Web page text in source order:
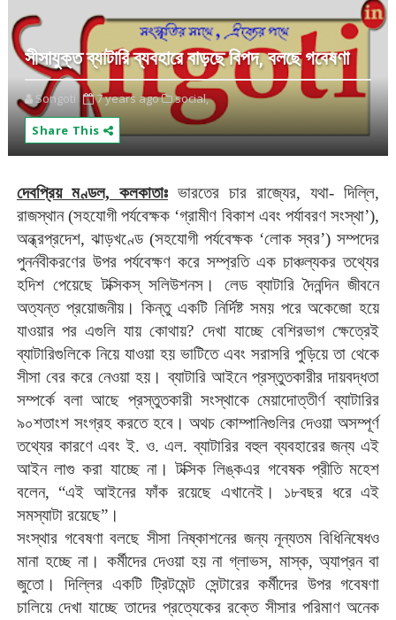
সীসাযুক্ত ব্যাটারি ব্যবহারে বাড়ছে বিপদ, বলছে গবেষণা
Songoti 7 years ago
social,
Share This
দেবপ্রিয় মণ্ডল, কলকাতাঃ ভারতের চার রাজ্যের, যথা- দিল্লি,
রাজস্থান (সহযোগী পর্যবেক্ষক ‘গ্রামীণ বিকাশ এবং পর্যাবরণ সংস্থা’),
অন্ধ্রপ্রদেশ, ঝাড়খণ্ডে (সহযোগী পর্যবেক্ষক ‘লোক স্বর’) সম্পদের
পুনর্নবীকরণের উপর পর্যবেক্ষণ করে সম্প্রতি এক চাঞ্চল্যকর তথ্যের
হদিশ পেয়েছে টক্সিকস্‌ সলিউশনস। লেড ব্যাটারি দৈনন্দিন জীবনে
অত্যন্ত প্রয়োজনীয়। কিন্তু একটি নির্দিষ্ট সময় পরে অকেজো হয়ে
যাওয়ার পর এগুলি যায় কোথায়? দেখা যাচ্ছে বেশিরভাগ ক্ষেত্রেই
ব্যাটারিগুলিকে নিয়ে যাওয়া হয় ভাটিতে এবং সরাসরি পুড়িয়ে তা থেকে
সীসা বের করে নেওয়া হয়। ব্যাটারি আইনে প্রস্তুতকারীর দায়বদ্ধতা
সম্পর্কে বলা আছে প্রস্তুতকারী সংস্থাকে মেয়াদোত্তীর্ণ ব্যাটারির
৯০শতাংশ সংগ্রহ করতে হবে। অথচ কোম্পানিগুলির দেওয়া অসম্পূর্ণ
তথ্যের কারণে এবং ই. ও. এল. ব্যাটারির বহুল ব্যবহারের জন্য এই
আইন লাগু করা যাচ্ছে না। টক্সিক লিঙ্কএর গবেষক প্রীতি মহেশ
বলেন, “এই আইনের ফাঁক রয়েছে এখানেই। ১৮বছর ধরে এই
সমস্যাটা রয়েছে”।
সংস্থার গবেষণা বলছে সীসা নিষ্কাশনের জন্য নূন্যতম বিধিনিষেধও
মানা হচ্ছে না। কর্মীদের দেওয়া হয় না গ্লাভস, মাস্ক, অ্যাপ্রন বা
জুতো। দিল্লির একটি ট্রিটমেন্ট সেন্টারের কর্মীদের উপর গবেষণা
চালিয়ে দেখা যাচ্ছে তাদের প্রত্যেকের রক্তে সীসার পরিমাণ অনেক